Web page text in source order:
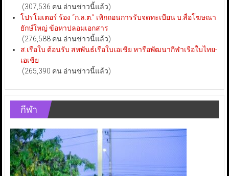
(307,536 คน อ่านข่าวนี้แล้ว)
โปรโมเตอร์ ร้อง “ก.ล.ต.” เพิกถอนการรับจดทะเบียน บ.สื่อโฆษณา
ยักษ์ใหญ่ ข้อหาปลอมเอกสาร
(276,588 คน อ่านข่าวนี้แล้ว)
ส.เรือใบ ต้อนรับ สหพันธ์เรือใบเอเชีย หารือพัฒนากีฬาเรือใบไทย-
เอเชีย
(265,390 คน อ่านข่าวนี้แล้ว)
กีฬา